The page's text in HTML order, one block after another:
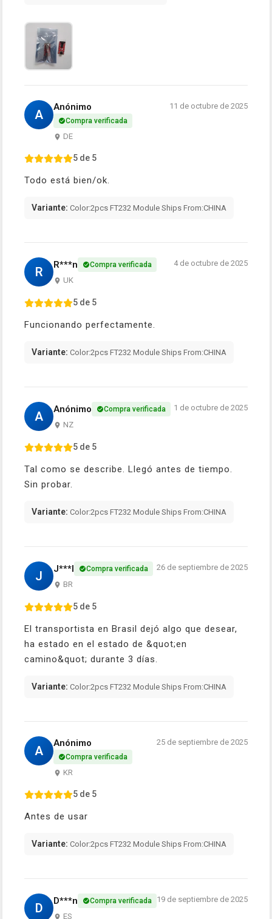
A
Anónimo
Compra verificada
DE
11 de octubre de 2025
5 de 5
Todo está bien/ok.
Variante: Color:2pcs FT232 Module Ships From:CHINA
R R***n Compra verificada
UK
4 de octubre de 2025
5 de 5
Funcionando perfectamente.
Variante: Color:2pcs FT232 Module Ships From:CHINA
A Anónimo Compra verificada
NZ
1 de octubre de 2025
5 de 5
Tal como se describe. Llegó antes de tiempo.
Sin probar.
Variante: Color:2pcs FT232 Module Ships From:CHINA
J J***l Compra verificada
BR
26 de septiembre de 2025
5 de 5
El transportista en Brasil dejó algo que desear,
ha estado en el estado de &quot;en
camino&quot; durante 3 días.
Variante: Color:2pcs FT232 Module Ships From:CHINA
A
Anónimo
Compra verificada
KR
25 de septiembre de 2025
5 de 5
Antes de usar
Variante: Color:2pcs FT232 Module Ships From:CHINA
D D***n Compra verificada
ES
19 de septiembre de 2025